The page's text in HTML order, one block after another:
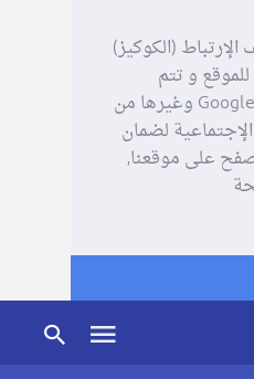
(الكوكيز)
و تتم
مشاركة بعض المعلومات مع Google وغيرها من
لضمان
على موقعنا,